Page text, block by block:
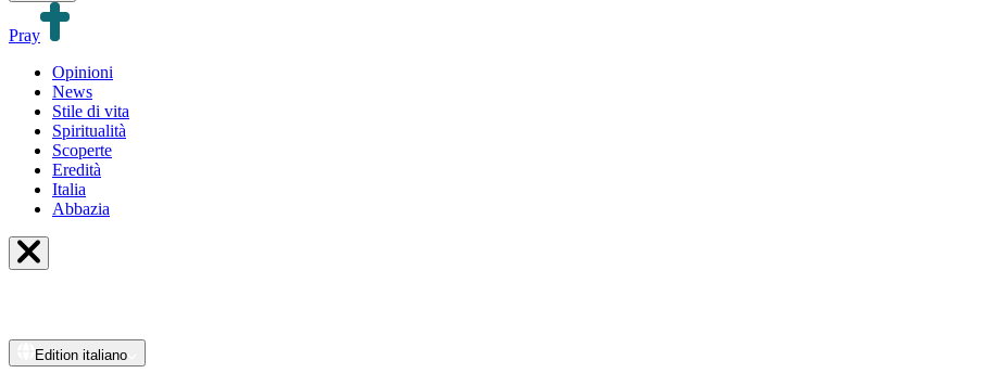
Pray
Opinioni
News
Stile di vita
Spiritualità
Scoperte
Eredità
Italia
Abbazia
Edition italiano